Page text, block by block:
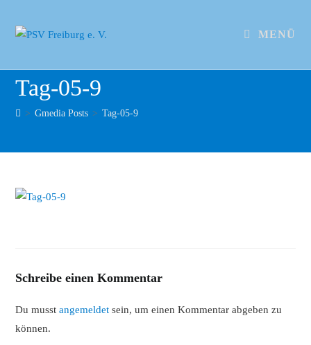
MENÜ
Tag-05-9
> Gmedia Posts > Tag-05-9
Schreibe einen Kommentar
Du musstangemeldet sein, um einen Kommentar abgeben zu
können.